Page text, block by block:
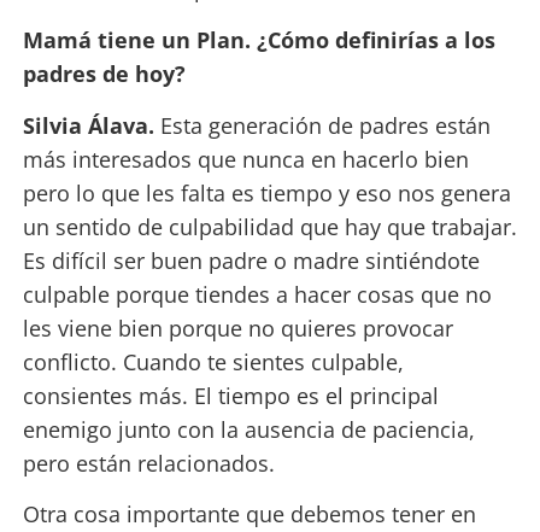
Mamá tiene un Plan. ¿Cómo definirías a los
padres de hoy?
Silvia Álava. Esta generación de padres están
más interesados que nunca en hacerlo bien
pero lo que les falta es tiempo y eso nos genera
un sentido de culpabilidad que hay que trabajar.
Es difícil ser buen padre o madre sintiéndote
culpable porque tiendes a hacer cosas que no
les viene bien porque no quieres provocar
conflicto. Cuando te sientes culpable,
consientes más. El tiempo es el principal
enemigo junto con la ausencia de paciencia,
pero están relacionados.
Otra cosa importante que debemos tener en